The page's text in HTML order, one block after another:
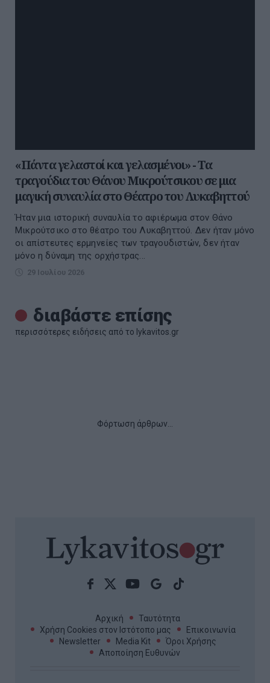
«Πάντα γελαστοί και γελασμένοι» - Τα
τραγούδια του Θάνου Μικρούτσικου σε μια
μαγική συναυλία στο Θέατρο του Λυκαβηττού
Ήταν μια ιστορική συναυλία το αφιέρωμα στον Θάνο
Μικρούτσικο στο θέατρο του Λυκαβηττού. Δεν ήταν μόνο
οι απίστευτες ερμηνείες των τραγουδιστών, δεν ήταν
μόνο η δύναμη της ορχήστρας...
29 Ιουλίου 2026
διαβάστε επίσης
περισσότερες ειδήσεις από το lykavitos.gr
«Ξανθίππη, η γυναίκα του
Σωκράτη» στο Αρχαίο Θέατρο
της Μαντινείας
Γεωργουσίου, ίσως στη σημαντικότερη στιγμή της
καριέρας της, αναμετριέται με τον απαιτητικό ρόλο
της Ξανθίππης. Η ερμηνεία της, τα δύο τελευταία
χρόνια, σε θέατρα, φε...